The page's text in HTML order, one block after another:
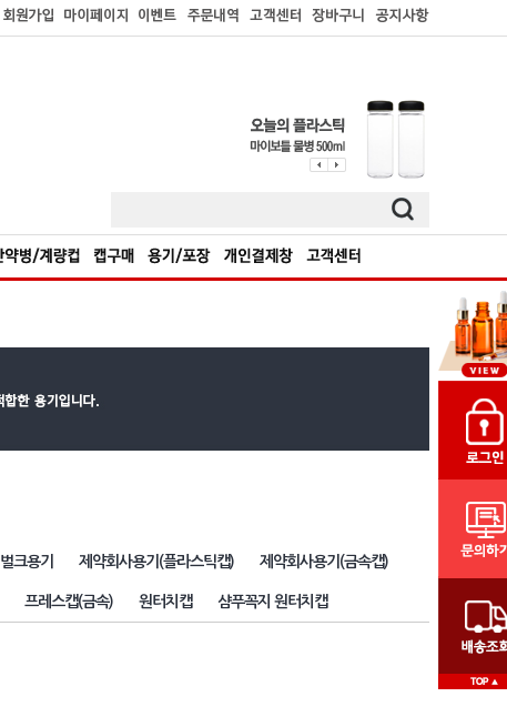
벌크용기 제약회사용기(플라스틱캡) 제약회사용기(금속캡)
프레스캡(금속) 원터치캡 샴푸꼭지 원터치캡